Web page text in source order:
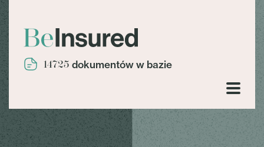
14725 dokumentów w bazie